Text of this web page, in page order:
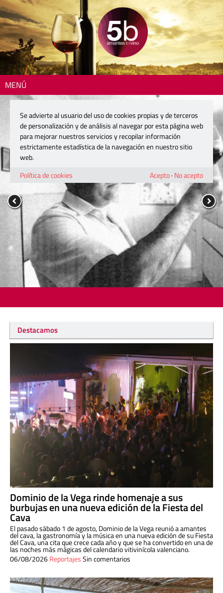
MENÚ
Destacamos
Dominio de la Vega rinde homenaje a sus
burbujas en una nueva edición de la Fiesta del
Cava
El pasado sábado 1 de agosto, Dominio de la Vega reunió a amantes
del cava, la gastronomía y la música en una nueva edición de su Fiesta
del Cava, una cita que crece cada año y que se ha convertido en una de
las noches más mágicas del calendario vitivinícola valenciano.
06/08/2026ReportajesSin comentarios
Se advierte al usuario del uso de cookies propias y de terceros
de personalización y de análisis al navegar por esta página web
para mejorar nuestros servicios y recopilar información
estrictamente estadística de la navegación en nuestro sitio
web.
Política de cookies
Acepto· No acepto